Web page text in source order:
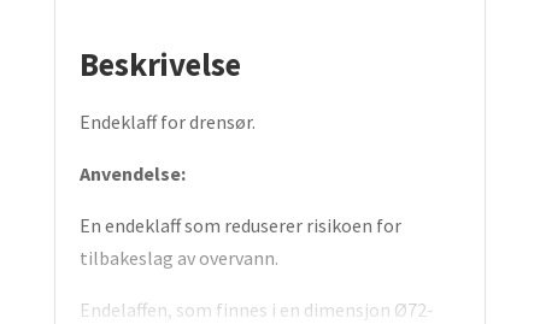
Beskrivelse
Endeklaff for drensør.
Anvendelse:
En endeklaff som reduserer risikoen for
tilbakeslag av overvann.
Endelaffen, som finnes i en dimensjon Ø72-